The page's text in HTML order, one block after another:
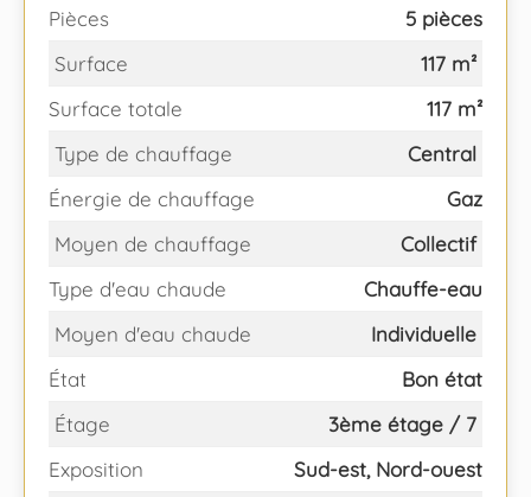
Pièces
5 pièces
Surface
117 m²
Surface totale
117 m²
Type de chauffage
Central
Énergie de chauffage
Gaz
Moyen de chauffage
Collectif
Type d'eau chaude
Chauffe-eau
Moyen d'eau chaude
Individuelle
État
Bon état
Étage
3ème étage / 7
Exposition
Sud-est, Nord-ouest